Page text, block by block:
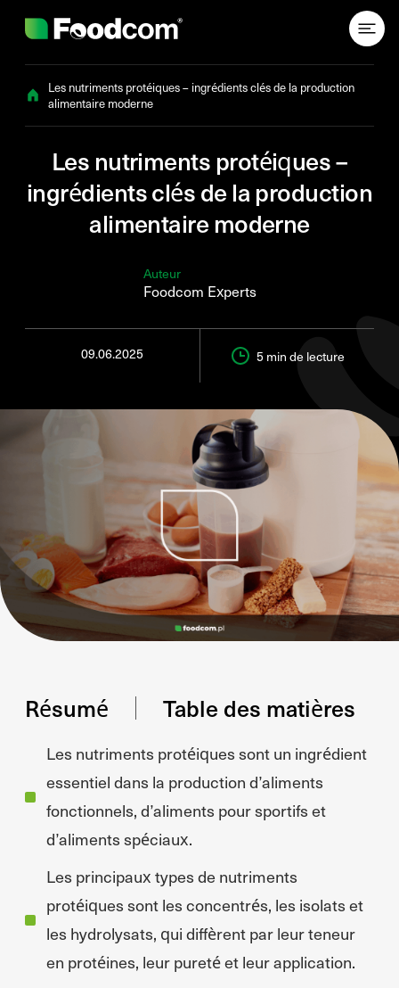
Les nutriments protéiques – ingrédients clés de la production
alimentaire moderne
Les nutriments protéiques –
ingrédients clés de la production
alimentaire moderne
Auteur
Foodcom Experts
09.06.2025 5 min de lecture
Résumé Table des matières
Les nutriments protéiques sont un ingrédient
essentiel dans la production d’aliments
fonctionnels, d’aliments pour sportifs et
d’aliments spéciaux.
Les principaux types de nutriments
protéiques sont les concentrés, les isolats et
les hydrolysats, qui diffèrent par leur teneur
en protéines, leur pureté et leur application.